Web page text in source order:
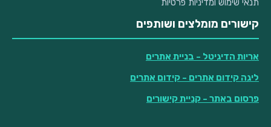
תנאי שימוש ומדיניות פרטיות
קישורים מומלצים ושותפים
אריות הדיגיטל - בניית אתרים
ליגה קידום אתרים - קידום אתרים
פרסום באתר - קניית קישורים